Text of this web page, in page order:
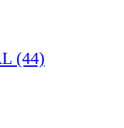
(44)